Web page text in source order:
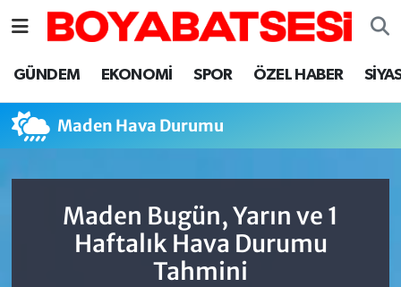
GÜNDEM EKONOMİ SPOR ÖZEL HABER
Maden Hava Durumu
Maden Bugün, Yarın ve 1
Haftalık Hava Durumu
Tahmini
Sinop Nöbetçi Eczaneler
Sinop Hava Durumu
Sinop Trafik Yoğunluk Haritası
Süper Lig Puan Durumu ve Fikstür